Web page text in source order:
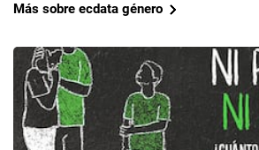
Más sobre ecdata género